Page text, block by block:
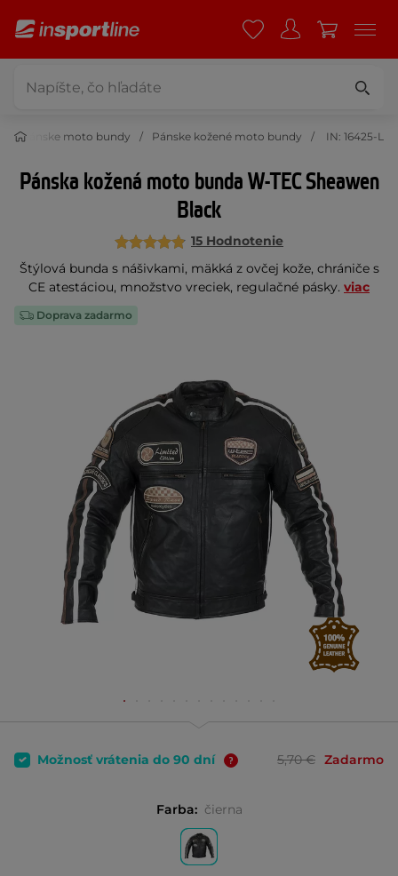
Pánske moto bundy Pánske kožené moto bundy IN: 16425-L
Pánska kožená moto bunda W-TEC Sheawen
Black
15 Hodnotenie
Štýlová bunda s nášivkami, mäkká z ovčej kože, chrániče s
CE atestáciou, množstvo vreciek, regulačné pásky. viac
Doprava zadarmo
Možnosť vrátenia do 90 dní 5,70 € Zadarmo
Farba: čierna